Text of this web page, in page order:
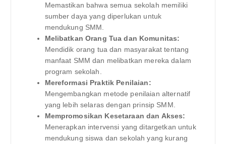
Memastikan bahwa semua sekolah memiliki
sumber daya yang diperlukan untuk
mendukung SMM.
Melibatkan Orang Tua dan Komunitas:
Mendidik orang tua dan masyarakat tentang
manfaat SMM dan melibatkan mereka dalam
program sekolah.
Mereformasi Praktik Penilaian:
Mengembangkan metode penilaian alternatif
yang lebih selaras dengan prinsip SMM.
Mempromosikan Kesetaraan dan Akses:
Menerapkan intervensi yang ditargetkan untuk
mendukung siswa dan sekolah yang kurang